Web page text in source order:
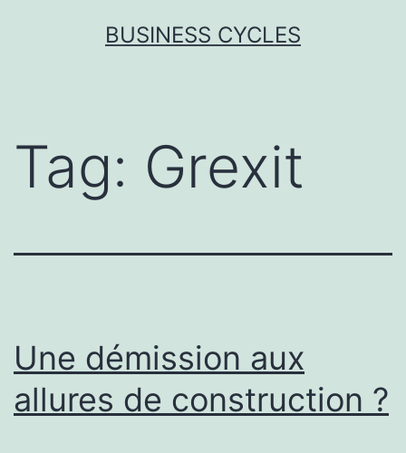
BUSINESS CYCLES
Tag: Grexit
Une démission aux
allures de construction ?